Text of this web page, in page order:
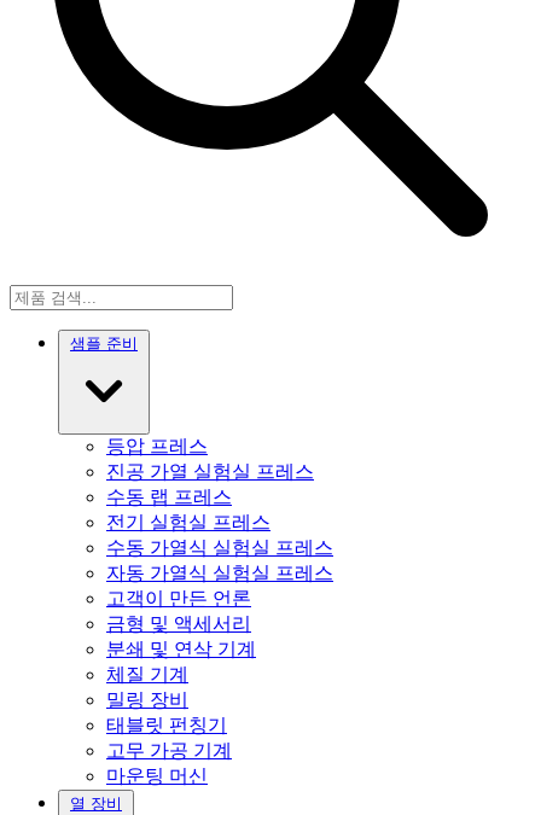
샘플 준비
등압 프레스
진공 가열 실험실 프레스
수동 랩 프레스
전기 실험실 프레스
수동 가열식 실험실 프레스
자동 가열식 실험실 프레스
고객이 만든 언론
금형 및 액세서리
분쇄 및 연삭 기계
체질 기계
밀링 장비
태블릿 펀칭기
고무 가공 기계
마운팅 머신
열 장비